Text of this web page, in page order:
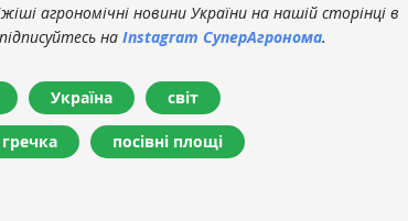
агрономічні новини України на нашій сторінці в
на Instagram СуперАгронома.
Україна світ
гречка посівні площі